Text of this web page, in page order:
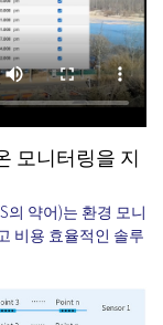
모니터링을 지
의 약어)는 환경 모니
비용 효율적인 솔루